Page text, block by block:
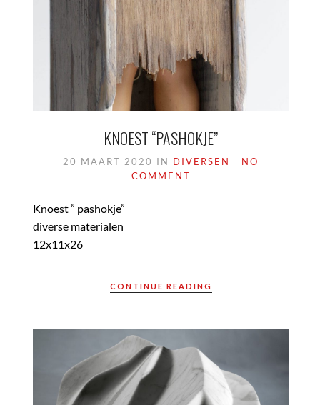
KNOEST “PASHOKJE”
20 MAART 2020 IN DIVERSEN
NO
COMMENT
Knoest ” pashokje”
diverse materialen
12x11x26
CONTINUE READING